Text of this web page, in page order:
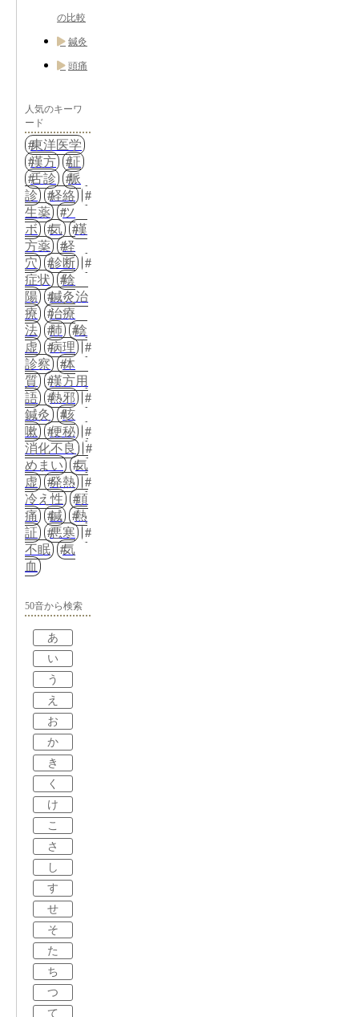
の比較
鍼灸
頭痛
人気のキーワ
ード
東洋医学
漢方
証
舌診
脈
診
経絡
生薬
ツ
ボ
気
漢
方薬
経
穴
診断
症状
陰
陽
鍼灸治
療
治療
法
肺
陰
虚
病理
診察
体
質
漢方用
語
熱邪
鍼灸
咳
嗽
便秘
消化不良
めまい
気
虚
発熱
冷え性
頭
痛
鍼
熱
証
悪寒
不眠
気
血
50音から検索
あ
い
う
え
お
か
き
く
け
こ
さ
し
す
せ
そ
た
ち
つ
て